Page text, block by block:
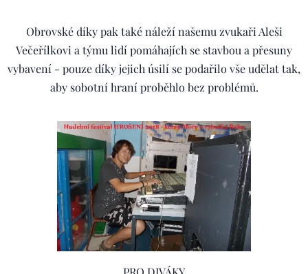
Obrovské díky pak také náleží našemu zvukaři Aleši
Večeřílkovi a týmu lidí pomáhajích se stavbou a přesuny
vybavení - pouze díky jejich úsilí se podařilo vše udělat tak,
aby sobotní hraní proběhlo bez problémů.